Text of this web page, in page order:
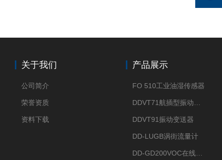
关于我们
公司简介
荣誉资质
资料下载
产品展示
FO 510工业油湿传感器
DDVT91振动变送器
DD-LUGB涡街流量计